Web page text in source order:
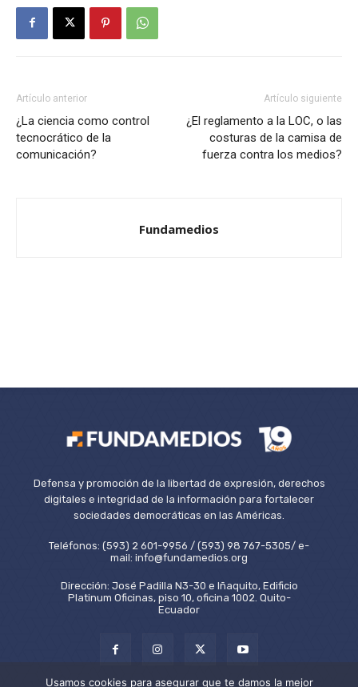
Artículo anterior
¿La ciencia como control
tecnocrático de la
comunicación?
Artículo siguiente
¿El reglamento a la LOC, o las
costuras de la camisa de
fuerza contra los medios?
Fundamedios
Defensa y promoción de la libertad de expresión, derechos
digitales e integridad de la información para fortalecer
sociedades democráticas en las Américas.
Teléfonos: (593) 2 601-9956 / (593) 98 767-5305/ e-
mail: info@fundamedios.org
Dirección: José Padilla N3-30 e Iñaquito, Edificio
Platinum Oficinas, piso 10, oficina 1002. Quito-
Ecuador
Usamos cookies para asegurar que te damos la mejor